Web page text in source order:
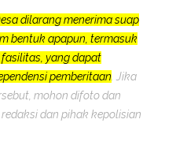
dilarang menerima suap
bentuk apapun, termasuk
yang dapat
pemberitaan . Jika
mohon difoto dan
dan pihak kepolisian